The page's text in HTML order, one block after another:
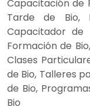
Capacitación de
Tarde de Bio,
Capacitador de
Formación de
Clases
de Bio, Talleres
de Bio,
Bio